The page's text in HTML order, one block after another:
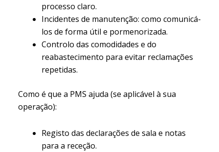
processo claro.
Incidentes de manutenção: como comunicá-
los de forma útil e pormenorizada.
Controlo das comodidades e do
reabastecimento para evitar reclamações
repetidas.
Como é que a PMS ajuda (se aplicável à sua
operação):
Registo das declarações de sala e notas
para a receção.